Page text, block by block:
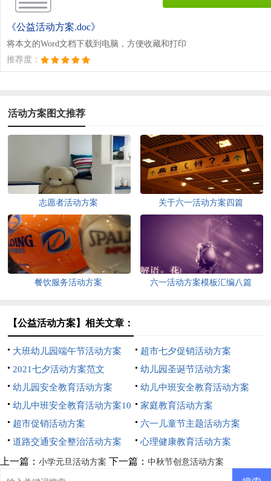
《公益活动方案.doc》
将本文的Word文档下载到电脑，方便收藏和打印
推荐度：
活动方案图文推荐
志愿者活动方案 关于六一活动方案四篇
餐饮服务活动方案 六一活动方案模板汇编八篇
【公益活动方案】相关文章：
大班幼儿园端午节活动方案
超市七夕促销活动方案
2021七夕活动方案范文
幼儿园圣诞节活动方案
幼儿园安全教育活动方案
幼儿中班安全教育活动方案
幼儿中班安全教育活动方案10
篇
家庭教育活动方案
超市促销活动方案
六一儿童节主题活动方案
道路交通安全整治活动方案
心理健康教育活动方案
上一篇： 小学元旦活动方案 下一篇： 中秋节创意活动方案